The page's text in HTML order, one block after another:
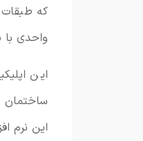
واحدی با یک ساختمان 6
این
ساختمان
این نرم